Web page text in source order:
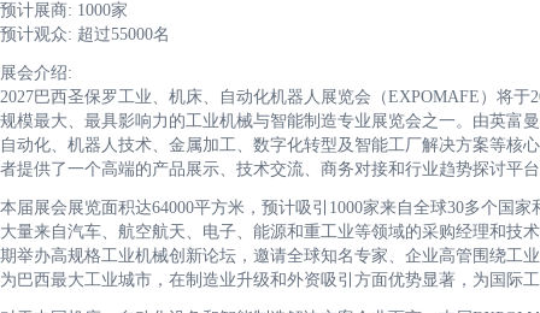
预计展商: 1000家
预计观众: 超过55000名
展会介绍:
2027巴西圣保罗工业、机床、自动化机器人展览会（EXPOMAFE）将
规模最大、最具影响力的工业机械与智能制造专业展览会之一。由英富
自动化、机器人技术、金属加工、数字化转型及智能工厂解决方案等核
者提供了一个高端的产品展示、技术交流、商务对接和行业趋势探讨平
本届展会展览面积达64000平方米，预计吸引1000家来自全球30多个国
大量来自汽车、航空航天、电子、能源和重工业等领域的采购经理和技
期举办高规格工业机械创新论坛，邀请全球知名专家、企业高管围绕工
为巴西最大工业城市，在制造业升级和外资吸引方面优势显著，为国际